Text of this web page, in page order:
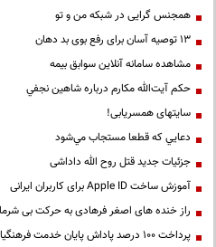
همجنس گرایی در شبکه من و تو
13 توصیه آسان برای رفع بوی بد دهان
مشاهده سامانه آنلاين سوابق بیمه
حكم آيت‌الله مكارم درباره شاهين نجفي
سایتهای همسریابی!
دعايي كه قطعا مستجاب مي‌شود
جزئیات جدید قتل روح الله داداشی
آموزش ساخت Apple ID برای کاربران ایرانی
راز خنده های اصغر فرهادی به حرکت بی
پرداخت ۱۰۰ درصد پاداش پایان خدمت فرهنگیان